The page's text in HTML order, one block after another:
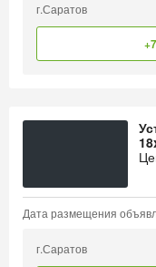
г.Саратов
Дата размещения
г.Саратов